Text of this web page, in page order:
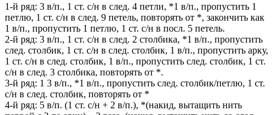
1-й ряд: 3 в/п., 1 ст. с/н в след. 4 петли, *1 в/п., пропустить 1
петлю, 1 ст. с/н в след. 9 петель, повторять от *, закончить как
1 в/п., пропустить 1 петлю, 1 ст. с/н в посл. 5 петель.
2-й ряд: 3 в/п., 1 ст. с/н в след. 2 столбика, *1 в/п., пропустить
след. столбик, 1 ст. с/н в след. столбик, 1 в/п., пропустить арку,
1 ст. с/н в след. столбик, 1 в/п., пропустить след. столбик, 1 ст.
с/н в след. 3 столбика, повторять от *.
3-й ряд: 1 3 в/п., *1 в/п., пропустить след. столбик/петлю, 1 ст.
с/н в след. столбик, повторять от *
4-й ряд: 5 в/п. (1 ст. с/н + 2 в/п.), *(накид, вытащить нить